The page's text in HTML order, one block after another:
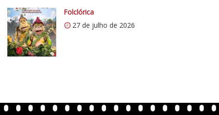
o
m
/
v
e
n
Folclórica
27 de julho de 2026